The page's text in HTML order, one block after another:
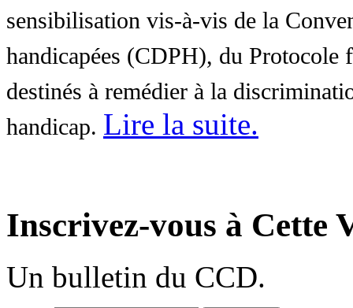
sensibilisation vis-à-vis de la
handicapées (CDPH), du Protocole
destinés à remédier à la
handicap. Lire la suite.
Inscrivez-vous à Cette
Un bulletin du CCD.